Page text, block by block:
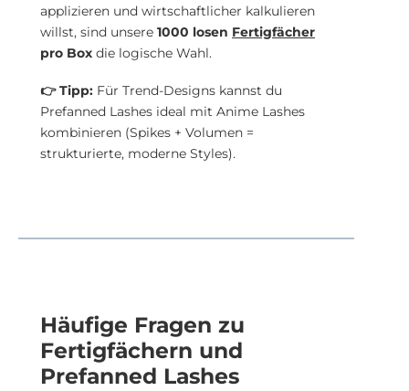
applizieren und wirtschaftlicher kalkulieren
willst, sind unsere 1000 losen Fertigfächer
pro Box die logische Wahl.
👉 Tipp: Für Trend-Designs kannst du
Prefanned Lashes ideal mit Anime Lashes
kombinieren (Spikes + Volumen =
strukturierte, moderne Styles).
Häufige Fragen zu
Fertigfächern und
Prefanned Lashes